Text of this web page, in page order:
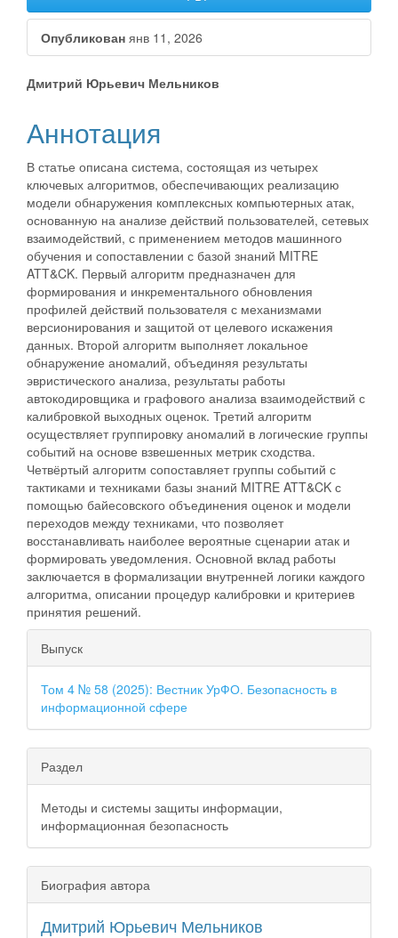
Опубликован янв 11, 2026
Дмитрий Юрьевич Мельников
Аннотация
В статье описана система, состоящая из четырех
ключевых алгоритмов, обеспечивающих реализацию
модели обнаружения комплексных компьютерных атак,
основанную на анализе действий пользователей, сетевых
взаимодействий, с применением методов машинного
обучения и сопоставлении с базой знаний MITRE
ATT&CK. Первый алгоритм предназначен для
формирования и инкрементального обновления
профилей действий пользователя с механизмами
версионирования и защитой от целевого искажения
данных. Второй алгоритм выполняет локальное
обнаружение аномалий, объединяя результаты
эвристического анализа, результаты работы
автокодировщика и графового анализа взаимодействий с
калибровкой выходных оценок. Третий алгоритм
осуществляет группировку аномалий в логические группы
событий на основе взвешенных метрик сходства.
Четвёртый алгоритм сопоставляет группы событий с
тактиками и техниками базы знаний MITRE ATT&CK с
помощью байесовского объединения оценок и модели
переходов между техниками, что позволяет
восстанавливать наиболее вероятные сценарии атак и
формировать уведомления. Основной вклад работы
заключается в формализации внутренней логики каждого
алгоритма, описании процедур калибровки и критериев
принятия решений.
Выпуск
Том 4 № 58 (2025): Вестник УрФО. Безопасность в
информационной сфере
Раздел
Методы и системы защиты информации,
информационная безопасность
Биография автора
Дмитрий Юрьевич Мельников